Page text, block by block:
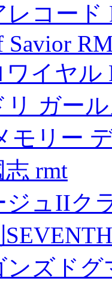
レコード
Savior
ワイヤル
リ ガー
モリー
rmt
ジュIIク
ンズド